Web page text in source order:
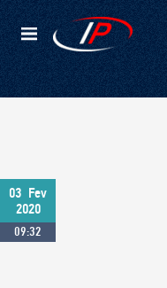
Kateqoriyalar
03
Fev
2020
09:32